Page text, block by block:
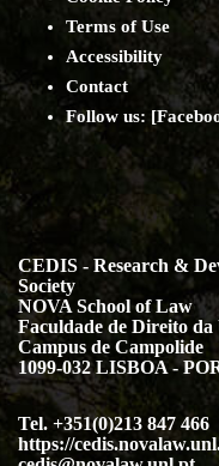
Terms of Use
Accessibility
Contact
Follow us: [
CEDIS - Research &
Society
NOVA School of Law
Faculdade de Direito
Campus de Campolide
1099-032 LISBOA -
Tel. +351(0)213 847 466
https://